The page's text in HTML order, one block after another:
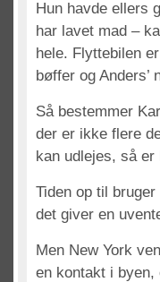
Hun havde ellers
har lavet mad –
hele. Flyttebilen
bøffer og Anders’
Så bestemmer
der er ikke flere
kan udlejes, så er
Tiden op til
det giver en
Men New York
en kontakt i byen,